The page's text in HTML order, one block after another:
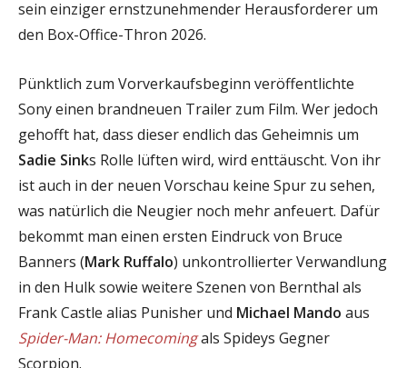
sein einziger ernstzunehmender Herausforderer um
den Box-Office-Thron 2026.
Pünktlich zum Vorverkaufsbeginn veröffentlichte
Sony einen brandneuen Trailer zum Film. Wer jedoch
gehofft hat, dass dieser endlich das Geheimnis um
Sadie Sinks Rolle lüften wird, wird enttäuscht. Von ihr
ist auch in der neuen Vorschau keine Spur zu sehen,
was natürlich die Neugier noch mehr anfeuert. Dafür
bekommt man einen ersten Eindruck von Bruce
Banners (Mark Ruffalo) unkontrollierter Verwandlung
in den Hulk sowie weitere Szenen von Bernthal als
Frank Castle alias Punisher und Michael Mando aus
Spider-Man: Homecomingals Spideys Gegner
Scorpion.